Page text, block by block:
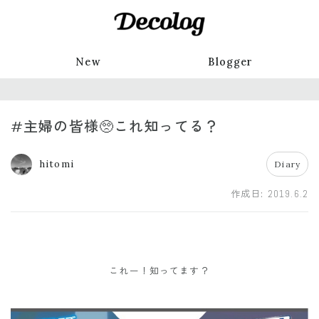
New Blogger
#主婦の皆様🥺これ知ってる？
hitomi Diary
作成日: 2019.6.2
これー！知ってます？